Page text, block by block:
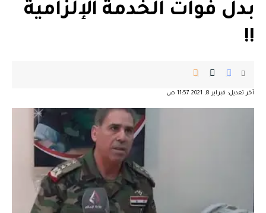
بدل فوات الخدمة الإلزامية
!!
آخر تعديل: فبراير 8, 2021 11:57 ص